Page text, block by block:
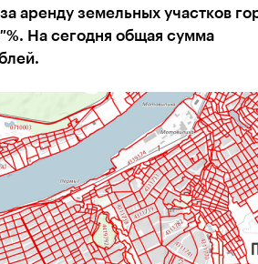
аренду земельных участков
%. На сегодня общая сумма